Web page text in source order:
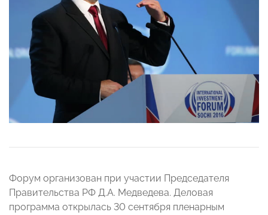
Форум организован при участии Председателя
Правительства РФ Д.А. Медведева. Деловая
программа открылась 30 сентября пленарным